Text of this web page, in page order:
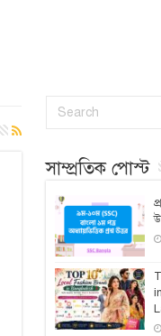
সাম্প্রতিক পোস্ট